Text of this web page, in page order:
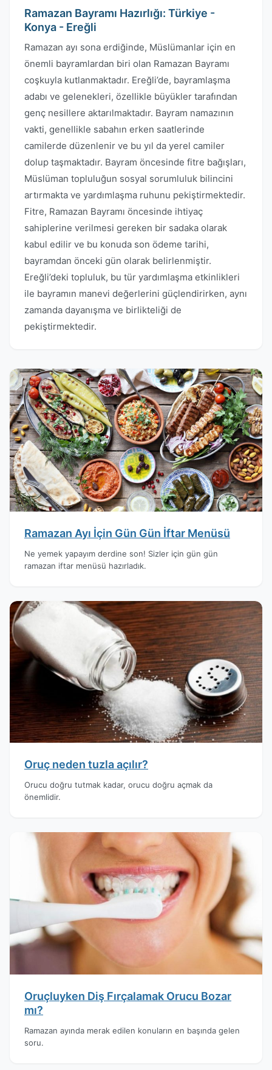
Ramazan Bayramı Hazırlığı: Türkiye -
Konya - Ereğli
Ramazan ayı sona erdiğinde, Müslümanlar için en
önemli bayramlardan biri olan Ramazan Bayramı
coşkuyla kutlanmaktadır. Ereğli’de, bayramlaşma
adabı ve gelenekleri, özellikle büyükler tarafından
genç nesillere aktarılmaktadır. Bayram namazının
vakti, genellikle sabahın erken saatlerinde
camilerde düzenlenir ve bu yıl da yerel camiler
dolup taşmaktadır. Bayram öncesinde fitre bağışları,
Müslüman topluluğun sosyal sorumluluk bilincini
artırmakta ve yardımlaşma ruhunu pekiştirmektedir.
Fitre, Ramazan Bayramı öncesinde ihtiyaç
sahiplerine verilmesi gereken bir sadaka olarak
kabul edilir ve bu konuda son ödeme tarihi,
bayramdan önceki gün olarak belirlenmiştir.
Ereğli’deki topluluk, bu tür yardımlaşma etkinlikleri
ile bayramın manevi değerlerini güçlendirirken, aynı
zamanda dayanışma ve birlikteliği de
pekiştirmektedir.
Ramazan Ayı İçin Gün Gün İftar Menüsü
Ne yemek yapayım derdine son! Sizler için gün gün
ramazan iftar menüsü hazırladık.
Oruç neden tuzla açılır?
Orucu doğru tutmak kadar, orucu doğru açmak da
önemlidir.
Oruçluyken Diş Fırçalamak Orucu Bozar
mı?
Ramazan ayında merak edilen konuların en başında gelen
soru.